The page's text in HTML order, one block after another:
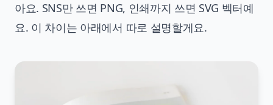
아요. SNS만 쓰면 PNG, 인쇄까지 쓰면 SVG 벡터예
요. 이 차이는 아래에서 따로 설명할게요.